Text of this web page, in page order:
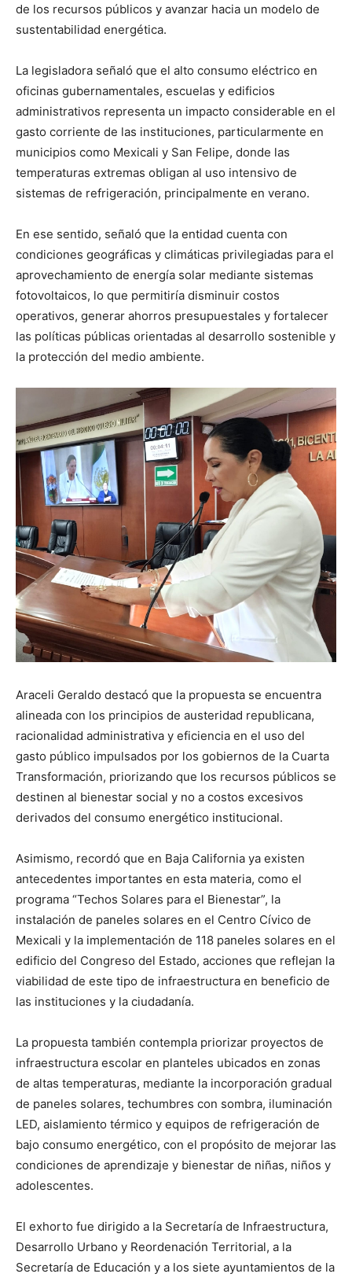
de los recursos públicos y avanzar hacia un modelo de
sustentabilidad energética.
La legisladora señaló que el alto consumo eléctrico en
oficinas gubernamentales, escuelas y edificios
administrativos representa un impacto considerable en el
gasto corriente de las instituciones, particularmente en
municipios como Mexicali y San Felipe, donde las
temperaturas extremas obligan al uso intensivo de
sistemas de refrigeración, principalmente en verano.
En ese sentido, señaló que la entidad cuenta con
condiciones geográficas y climáticas privilegiadas para el
aprovechamiento de energía solar mediante sistemas
fotovoltaicos, lo que permitiría disminuir costos
operativos, generar ahorros presupuestales y fortalecer
las políticas públicas orientadas al desarrollo sostenible y
la protección del medio ambiente.
Araceli Geraldo destacó que la propuesta se encuentra
alineada con los principios de austeridad republicana,
racionalidad administrativa y eficiencia en el uso del
gasto público impulsados por los gobiernos de la Cuarta
Transformación, priorizando que los recursos públicos se
destinen al bienestar social y no a costos excesivos
derivados del consumo energético institucional.
Asimismo, recordó que en Baja California ya existen
antecedentes importantes en esta materia, como el
programa “Techos Solares para el Bienestar”, la
instalación de paneles solares en el Centro Cívico de
Mexicali y la implementación de 118 paneles solares en el
edificio del Congreso del Estado, acciones que reflejan la
viabilidad de este tipo de infraestructura en beneficio de
las instituciones y la ciudadanía.
La propuesta también contempla priorizar proyectos de
infraestructura escolar en planteles ubicados en zonas
de altas temperaturas, mediante la incorporación gradual
de paneles solares, techumbres con sombra, iluminación
LED, aislamiento térmico y equipos de refrigeración de
bajo consumo energético, con el propósito de mejorar las
condiciones de aprendizaje y bienestar de niñas, niños y
adolescentes.
El exhorto fue dirigido a la Secretaría de Infraestructura,
Desarrollo Urbano y Reordenación Territorial, a la
Secretaría de Educación y a los siete ayuntamientos de la